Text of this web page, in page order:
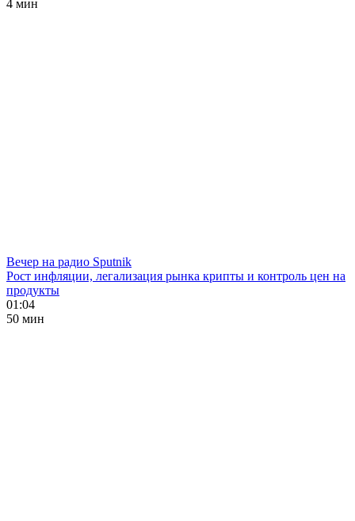
4 мин
Вечер на радио Sputnik
Рост инфляции, легализация рынка крипты и контроль цен на
продукты
01:04
50 мин